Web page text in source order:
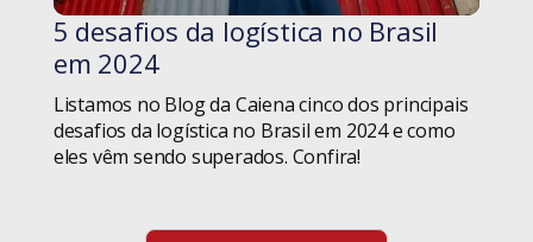
#blog
5 desafios da logística no Brasil
em 2024
Listamos no Blog da Caiena cinco dos principais
desafios da logística no Brasil em 2024 e como
eles vêm sendo superados. Confira!